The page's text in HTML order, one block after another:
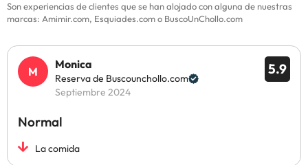
Son experiencias de clientes que se han alojado con alguna de nuestras
marcas: Amimir.com, Esquiades.com o BuscoUnChollo.com
5.9
Monica
Reserva de Buscounchollo.com
Septiembre 2024
Normal
La comida